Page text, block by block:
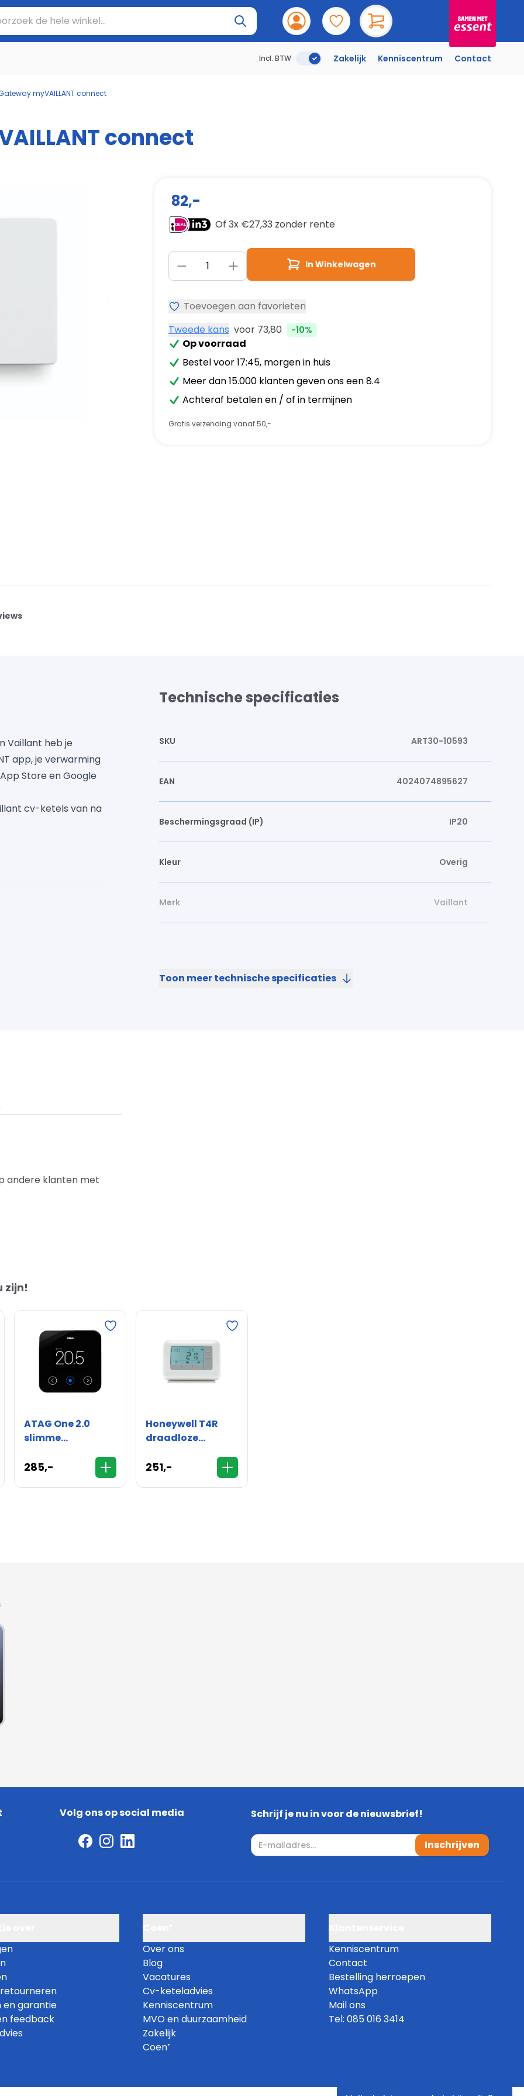
Incl. BTW Incl. BTWZakelijk Kenniscentrum Contact
myVAILLANT connect
connect
82,-
Of 3x €27,33 zonder rente
Aantal In Winkelwagen
Toevoegen aan favorieten
Tweede kans voor 73,80 -10%
Op voorraad
Bestel voor 17:45, morgen in huis
Meer dan 15.000 klanten geven ons een 8.4
Achteraf betalen en / of in termijnen
Gratis verzending vanaf 50,-
Vaillant heb je
app, je verwarming
Store en Google
cv-ketels van na
Technische specificaties
SKU ART30-10593
EAN 4024074895627
Beschermingsgraad (IP) IP20
Kleur Overig
Merk Vaillant
Geschikt voor
Toon meer technische specificaties
andere klanten met
zijn!
ATAG One 2.0
slimme
zwart
285,-
Honeywell T4R
draadloze
met ketelmodule
251,-
Volg ons op social media
Schrijf je nu in voor de nieuwsbrief!
E-mail adres
Inschrijven
retourneren
en garantie
feedback
Over ons
Blog
Vacatures
Cv-keteladvies
Kenniscentrum
MVO en duurzaamheid
Zakelijk
Coen⁺
Kenniscentrum
Contact
Bestelling herroepen
WhatsApp
Mail ons
Tel: 085 016 3414